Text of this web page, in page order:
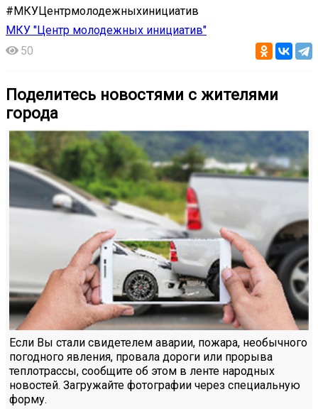
#МКУЦентрмолодежныхинициатив
МКУ "Центр молодежных инициатив"
50
Поделитесь новостями с жителями
города
Если Вы стали свидетелем аварии, пожара, необычного
погодного явления, провала дороги или прорыва
теплотрассы, сообщите об этом в ленте народных
новостей. Загружайте фотографии через специальную
форму.